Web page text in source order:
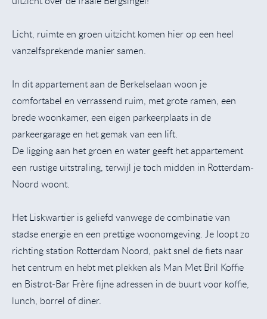
Licht, ruimte en groen uitzicht komen hier op een heel
vanzelfsprekende manier samen.
In dit appartement aan de Berkelselaan woon je
comfortabel en verrassend ruim, met grote ramen, een
brede woonkamer, een eigen parkeerplaats in de
parkeergarage en het gemak van een lift.
De ligging aan het groen en water geeft het appartement
een rustige uitstraling, terwijl je toch midden in Rotterdam-
Noord woont.
Het Liskwartier is geliefd vanwege de combinatie van
stadse energie en een prettige woonomgeving. Je loopt zo
richting station Rotterdam Noord, pakt snel de fiets naar
het centrum en hebt met plekken als Man Met Bril Koffie
en Bistrot-Bar Frère fijne adressen in de buurt voor koffie,
lunch, borrel of diner.